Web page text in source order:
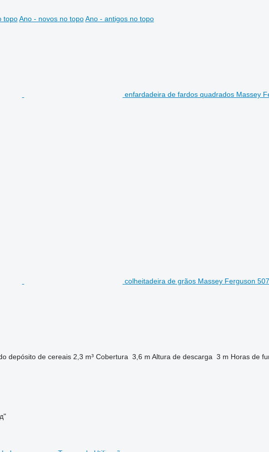
topo Ano - novos no topo Ano - antigos no topo
enfardadeira de fardos quadrados Massey
colheitadeira de grãos Massey Ferguson
depósito de cereais 2,3 m³ Cobertura 3,6 m Altura de descarga 3 m Horas de